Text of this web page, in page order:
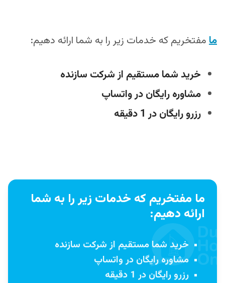
مامفتخریم که خدمات زیر را به شما ارائه دهیم:
خرید شما مستقیم از شرکت سازنده
مشاوره رایگان در واتساپ
رزرو رایگان در 1 دقیقه
ما مفتخریم که خدمات زیر را به شما
ارائه دهیم:
خرید شما مستقیم از شرکت سازنده
مشاوره رایگان در واتساپ
رزرو رایگان در 1 دقیقه